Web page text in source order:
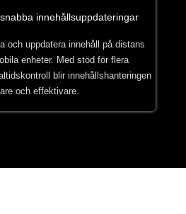
innehållsuppdateringar
och uppdatera innehåll på distans
enheter. Med stöd för flera
blir innehållshanteringen
och effektivare.